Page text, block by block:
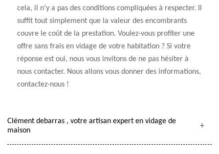
cela, il n’y a pas des conditions compliquées à respecter. Il
suffit tout simplement que la valeur des encombrants
couvre le coût de la prestation. Voulez-vous profiter une
offre sans frais en vidage de votre habitation ? Si votre
réponse est oui, nous vous invitons de ne pas hésiter à
nous contacter. Nous allons vous donner des informations,
contactez-nous !
Clément debarras , votre artisan expert en vidage de
maison